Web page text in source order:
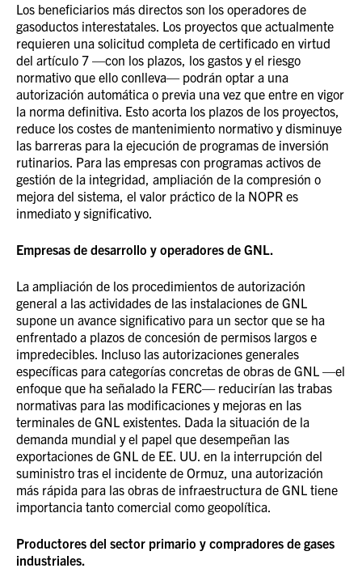
Los beneficiarios más directos son los operadores de
gasoductos interestatales. Los proyectos que actualmente
requieren una solicitud completa de certificado en virtud
del artículo 7 —con los plazos, los gastos y el riesgo
normativo que ello conlleva— podrán optar a una
autorización automática o previa una vez que entre en vigor
la norma definitiva. Esto acorta los plazos de los proyectos,
reduce los costes de mantenimiento normativo y disminuye
las barreras para la ejecución de programas de inversión
rutinarios. Para las empresas con programas activos de
gestión de la integridad, ampliación de la compresión o
mejora del sistema, el valor práctico de la NOPR es
inmediato y significativo.
Empresas de desarrollo y operadores de GNL.
La ampliación de los procedimientos de autorización
general a las actividades de las instalaciones de GNL
supone un avance significativo para un sector que se ha
enfrentado a plazos de concesión de permisos largos e
impredecibles. Incluso las autorizaciones generales
específicas para categorías concretas de obras de GNL —el
enfoque que ha señalado la FERC— reducirían las trabas
normativas para las modificaciones y mejoras en las
terminales de GNL existentes. Dada la situación de la
demanda mundial y el papel que desempeñan las
exportaciones de GNL de EE. UU. en la interrupción del
suministro tras el incidente de Ormuz, una autorización
más rápida para las obras de infraestructura de GNL tiene
importancia tanto comercial como geopolítica.
Productores del sector primario y compradores de gases
industriales.